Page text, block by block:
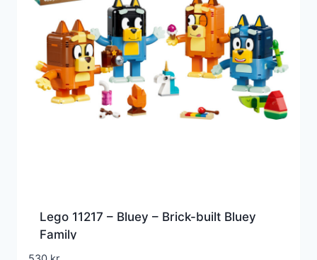
Lego 11217 – Bluey – Brick-built Bluey
Family